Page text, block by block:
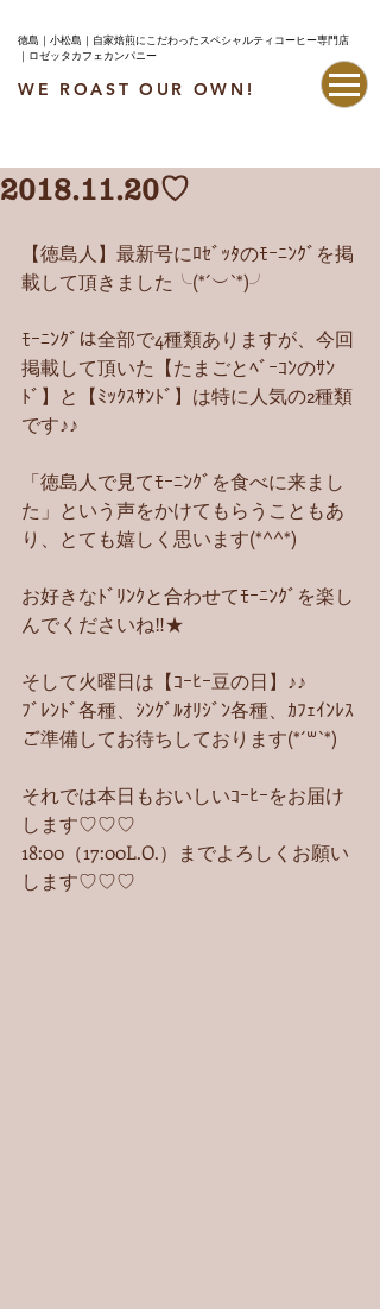
WE ROAST OUR OWN!
徳島｜小松島｜自家焙煎にこだわったスペシャルティコーヒー専門店
｜ロゼッタカフェカンパニー
2018.11.20♡
【徳島人】最新号にﾛｾﾞｯﾀのﾓｰﾆﾝｸﾞを掲
載して頂きました╰(*´︶`*)╯
ﾓｰﾆﾝｸﾞは全部で4種類ありますが、今回
掲載して頂いた【たまごとﾍﾞｰｺﾝのｻﾝ
ﾄﾞ】と【ﾐｯｸｽｻﾝﾄﾞ】は特に人気の2種類
です♪♪
「徳島人で見てﾓｰﾆﾝｸﾞを食べに来まし
た」という声をかけてもらうこともあ
り、とても嬉しく思います(*^^*)
お好きなﾄﾞﾘﾝｸと合わせてﾓｰﾆﾝｸﾞを楽し
んでくださいね‼︎★
そして火曜日は【ｺｰﾋｰ豆の日】♪♪
ﾌﾞﾚﾝﾄﾞ各種、ｼﾝｸﾞﾙｵﾘｼﾞﾝ各種、ｶﾌｪｲﾝﾚｽ
ご準備してお待ちしております(*´꒳`*)
それでは本日もおいしいｺｰﾋｰをお届け
します♡♡♡
18:00（17:00L.O.）までよろしくお願い
します♡♡♡